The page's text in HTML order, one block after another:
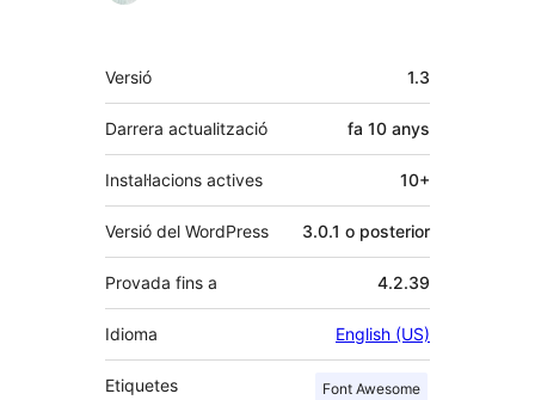
Meta
Versió 1.3
Darrera actualització fa 10 anys
Instal·lacions actives 10+
Versió del WordPress 3.0.1 o posterior
Provada fins a 4.2.39
Idioma English (US)
Etiquetes Font Awesome